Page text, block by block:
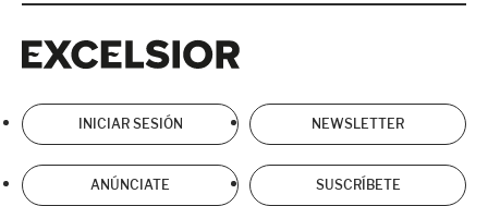
INICIAR SESIÓN NEWSLETTER
ANÚNCIATE SUSCRÍBETE